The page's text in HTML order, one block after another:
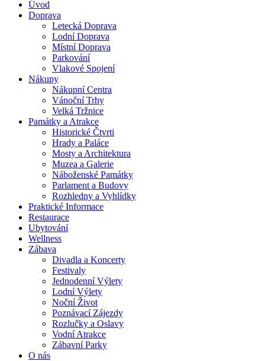
Úvod
Doprava
Letecká Doprava
Lodní Doprava
Místní Doprava
Parkování
Vlakové Spojení
Nákupy
Nákupní Centra
Vánoční Trhy
Velká Tržnice
Památky a Atrakce
Historické Čtvrti
Hrady a Paláce
Mosty a Architektura
Muzea a Galerie
Náboženské Památky
Parlament a Budovy
Rozhledny a Vyhlídky
Praktické Informace
Restaurace
Ubytování
Wellness
Zábava
Divadla a Koncerty
Festivaly
Jednodenní Výlety
Lodní Výlety
Noční Život
Poznávací Zájezdy
Rozlučky a Oslavy
Vodní Atrakce
Zábavní Parky
O nás